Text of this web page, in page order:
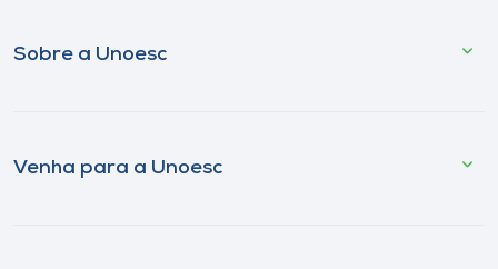
Sobre a Unoesc
Venha para a Unoesc